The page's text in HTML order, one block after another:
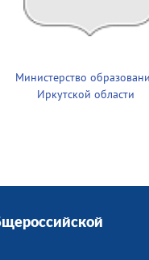
Министерство
Иркутской области